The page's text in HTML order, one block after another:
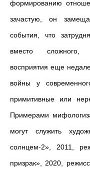
формированию
зачастую, он
события, что
вместо сложного,
восприятия еще
войны у
примитивные или
Примерами
могут служить
солнцем-2», 2011,
призрак», 2020,